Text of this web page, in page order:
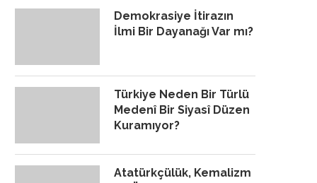
Demokrasiye İtirazın
İlmi Bir Dayanağı Var mı?
Türkiye Neden Bir Türlü
Medenî Bir Siyasî Düzen
Kuramıyor?
Atatürkçülük, Kemalizm